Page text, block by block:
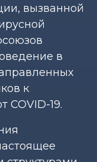
вызванной
в
к
COVID-19.